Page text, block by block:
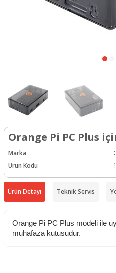
Orange Pi PC Plus
Marka :
Ürün Kodu
:
Ürün Detayı Teknik Servis
Orange Pi PC Plus modeli ile
muhafaza kutusudur.